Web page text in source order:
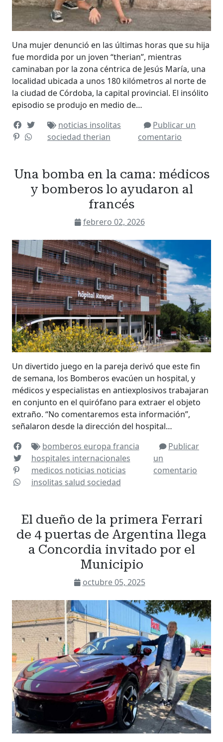
Una mujer denunció en las últimas horas que su hija
fue mordida por un joven “therian”, mientras
caminaban por la zona céntrica de Jesús María, una
localidad ubicada a unos 180 kilómetros al norte de
la ciudad de Córdoba, la capital provincial. El insólito
episodio se produjo en medio de…
noticias insolitas
sociedad therian
Publicar un
comentario
Una bomba en la cama: médicos
y bomberos lo ayudaron al
francés
febrero 02, 2026
Un divertido juego en la pareja derivó que este fin
de semana, los Bomberos evacúen un hospital, y
médicos y especialistas en antiexplosivos trabajaran
en conjunto en el quirófano para extraer el objeto
extraño. “No comentaremos esta información”,
señalaron desde la dirección del hospital…
bomberos europa francia
hospitales internacionales
medicos noticias noticias
insolitas salud sociedad
Publicar
un
comentario
El dueño de la primera Ferrari
de 4 puertas de Argentina llega
a Concordia invitado por el
Municipio
octubre 05, 2025